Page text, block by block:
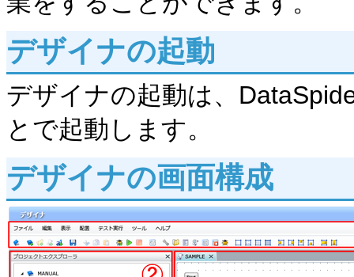
デザイナの起動
デザイナの起動は、
とで起動します。
デザイナの画面構成